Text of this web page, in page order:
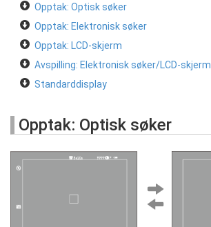
Opptak: Optisk søker
Opptak: Elektronisk søker
Opptak: LCD-skjerm
Avspilling: Elektronisk søker/LCD-skjerm
Standarddisplay
Opptak: Optisk søker